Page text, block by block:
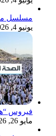
مسلسل
يونيو 4, 2026
فيروس
مايو 26, 2026